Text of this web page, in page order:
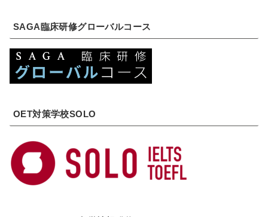
SAGA臨床研修グローバルコース
OET対策学校SOLO